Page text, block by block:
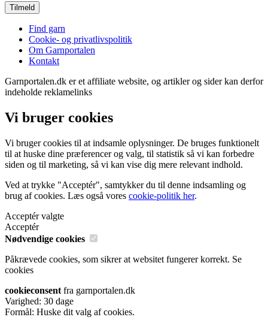
Find garn
Cookie- og privatlivspolitik
Om Garnportalen
Kontakt
Garnportalen.dk er et affiliate website, og artikler og sider kan derfor
indeholde reklamelinks
Vi bruger cookies
Vi bruger cookies til at indsamle oplysninger. De bruges funktionelt
til at huske dine præferencer og valg, til statistik så vi kan forbedre
siden og til marketing, så vi kan vise dig mere relevant indhold.
Ved at trykke "Acceptér", samtykker du til denne indsamling og
brug af cookies. Læs også vores cookie-politik her.
Acceptér valgte
Acceptér
Nødvendige cookies
Påkrævede cookies, som sikrer at websitet fungerer korrekt. Se
cookies
cookieconsent fra garnportalen.dk
Varighed: 30 dage
Formål: Huske dit valg af cookies.